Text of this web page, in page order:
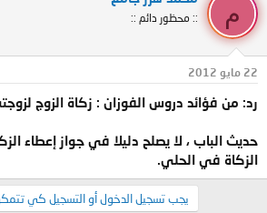
م :: محظور دائم ::
22 مايو 2012
رد: من فؤائد دروس الفوزان : زكاة الزوج
حديث الباب ، لا يصلح دليلا في جواز إعطاء
الزكاة في الحلي.
يجب تسجيل الدخول أو التسجيل كي تتمكن